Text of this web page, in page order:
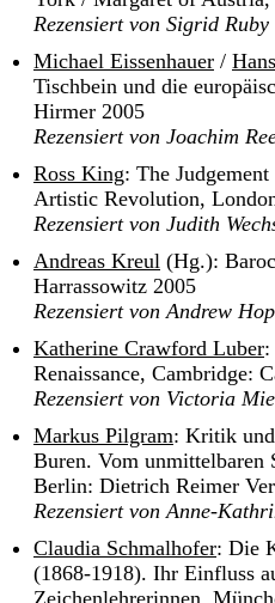
Rezensiert von Sigrid Ruby
Michael Eissenhauer /
Tischbein und die
Hirmer 2005
Rezensiert von Joachim
Ross King: The
Artistic Revolution,
Rezensiert von Judith
Andreas Kreul (Hg.):
Harrassowitz 2005
Rezensiert von Andrew
Katherine Crawford Luber:
Renaissance, Cambridge:
Rezensiert von Victoria
Markus Pilgram: Kritik
Buren. Vom unmittelbaren
Berlin: Dietrich Reimer
Rezensiert von Anne-
Claudia Schmalhofer: Die
(1868-1918). Ihr Einfluss